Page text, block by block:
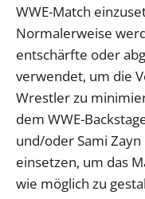
WWE-Match
Normalerweise
entschärfte oder
verwendet, um die
Wrestler zu
dem WWE-
und/oder Sami
einsetzen, um das
wie möglich zu